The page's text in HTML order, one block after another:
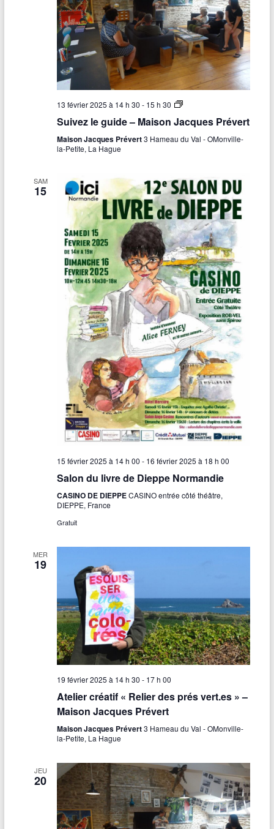
13 février 2025 à 14 h 30 - 15 h 30
S
i
e
g
u
i
d
e
–
M
a
i
s
o
n
J
a
q
u
e
s
P
r
é
v
e
r
t
Suivez le guide – Maison Jacques Prévert
Maison Jacques Prévert3 Hameau du Val - OMonville-
la-Petite, La Hague
SAM
15
15 février 2025 à 14 h 00 - 16 février 2025 à 18 h 00
Salon du livre de Dieppe Normandie
CASINO DE DIEPPECASINO entrée côté théâtre,
DIEPPE, France
Gratuit
MER
19
19 février 2025 à 14 h 30 - 17 h 00
Atelier créatif « Relier des prés vert.es » –
Maison Jacques Prévert
Maison Jacques Prévert3 Hameau du Val - OMonville-
la-Petite, La Hague
JEU
20